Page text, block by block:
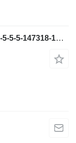
Pompe à engrenages Hydreco X1A5-5-5-5-147318-1C pour crible vibrant Powerscreen Chieftain 2100x